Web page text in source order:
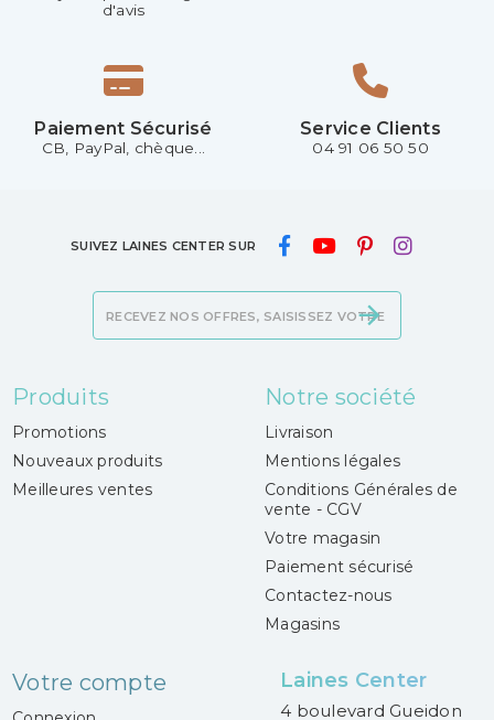
d'avis
Paiement Sécurisé
CB, PayPal, chèque...
Service Clients
04 91 06 50 50
SUIVEZ LAINES CENTER SUR
Produits
Promotions
Nouveaux produits
Meilleures ventes
Notre société
Livraison
Mentions légales
Conditions Générales de
vente - CGV
Votre magasin
Paiement sécurisé
Contactez-nous
Magasins
Votre compte Laines Center
4 boulevard Gueidon